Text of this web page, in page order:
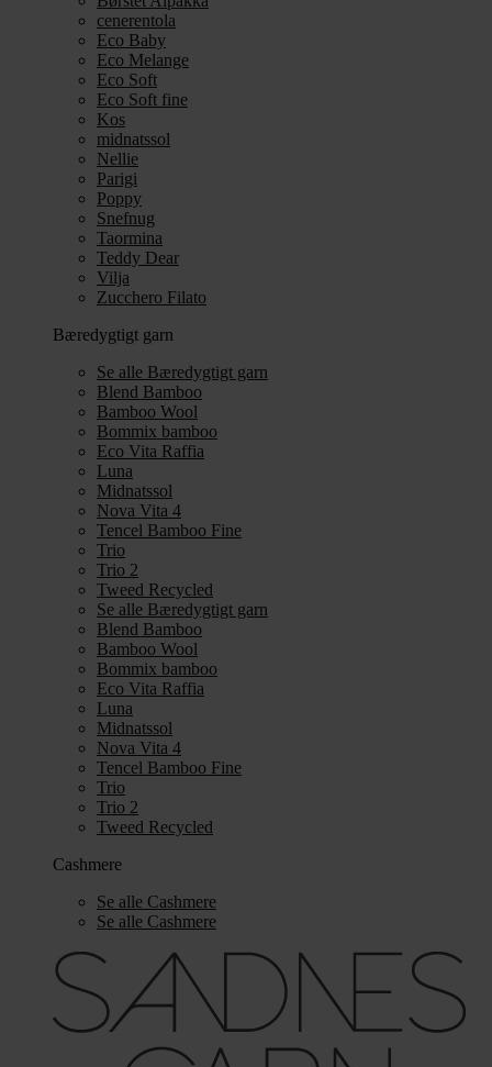
cenerentola
Eco Baby
Eco Melange
Eco Soft
Eco Soft fine
Kos
midnatssol
Nellie
Parigi
Poppy
Snefnug
Taormina
Teddy Dear
Vilja
Zucchero Filato
Bæredygtigt garn
Se alle Bæredygtigt garn
Blend Bamboo
Bamboo Wool
Bommix bamboo
Eco Vita Raffia
Luna
Midnatssol
Nova Vita 4
Tencel Bamboo Fine
Trio
Trio 2
Tweed Recycled
Se alle Bæredygtigt garn
Blend Bamboo
Bamboo Wool
Bommix bamboo
Eco Vita Raffia
Luna
Midnatssol
Nova Vita 4
Tencel Bamboo Fine
Trio
Trio 2
Tweed Recycled
Cashmere
Se alle Cashmere
Se alle Cashmere